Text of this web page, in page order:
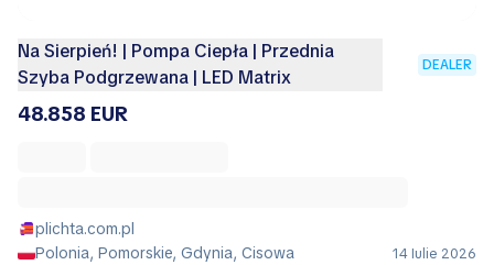
Na Sierpień! | Pompa Ciepła | Przednia
Szyba Podgrzewana | LED Matrix
DEALER
48.858 EUR
plichta.com.pl
Polonia, Pomorskie, Gdynia, Cisowa
14 Iulie 2026